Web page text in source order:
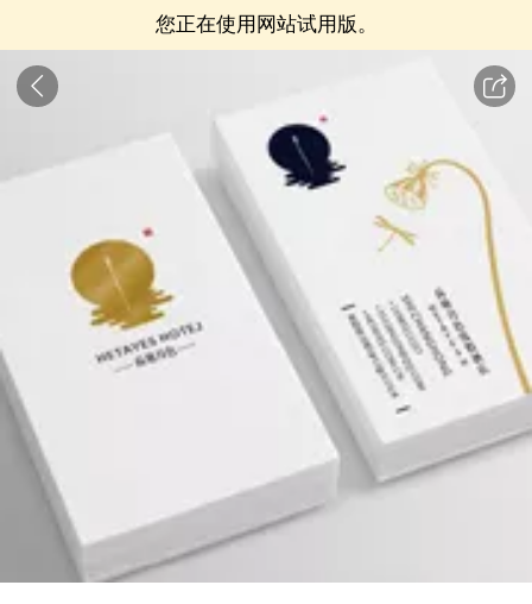
您正在使用网站试用版。